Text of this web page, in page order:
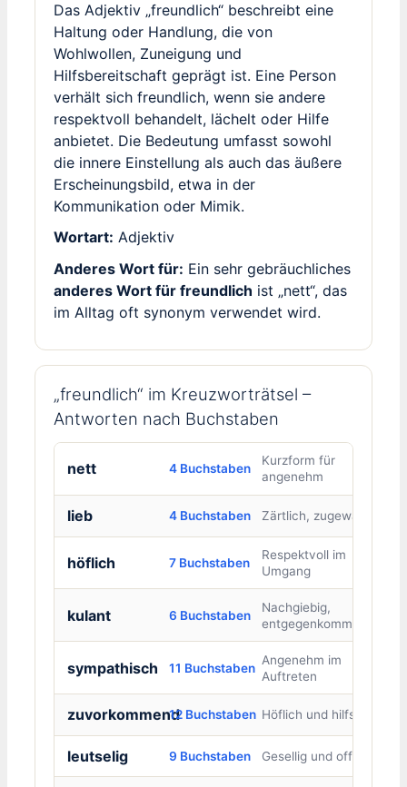
Das Adjektiv „freundlich“ beschreibt eine
Haltung oder Handlung, die von
Wohlwollen, Zuneigung und
Hilfsbereitschaft geprägt ist. Eine Person
verhält sich freundlich, wenn sie andere
respektvoll behandelt, lächelt oder Hilfe
anbietet. Die Bedeutung umfasst sowohl
die innere Einstellung als auch das äußere
Erscheinungsbild, etwa in der
Kommunikation oder Mimik.
Wortart: Adjektiv
Anderes Wort für: Ein sehr gebräuchliches
anderes Wort für freundlich ist „nett“, das
im Alltag oft synonym verwendet wird.
„freundlich“ im Kreuzworträtsel –
Antworten nach Buchstaben
nett 4 Buchstaben
Kurzform für
angenehm
lieb 4 Buchstaben Zärtlich, zugewandt
höflich 7 Buchstaben
Respektvoll im
Umgang
kulant 6 Buchstaben
Nachgiebig,
entgegenkommend
sympathisch 11 Buchstaben
Angenehm im
Auftreten
zuvorkommend12 Buchstaben Höflich und hilfsbereit
leutselig 9 Buchstaben Gesellig und offen